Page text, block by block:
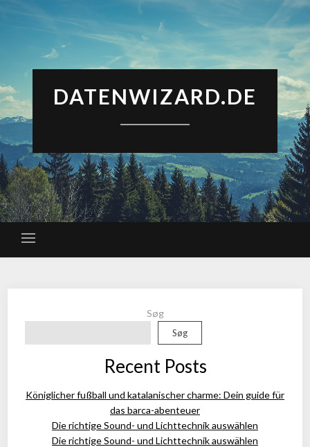
DATENWIZARD.DE
Søg
Søg
Recent Posts
Königlicher fußball und katalanischer charme: Dein guide für
das barca-abenteuer
Die richtige Sound- und Lichttechnik auswählen
Die richtige Sound- und Lichttechnik auswählen